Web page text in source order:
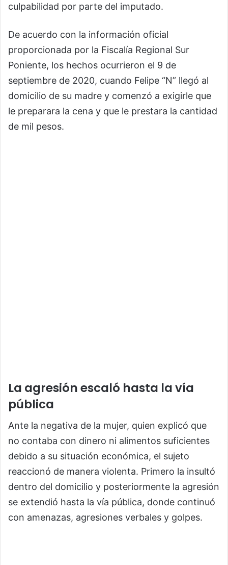
culpabilidad por parte del imputado.
De acuerdo con la información oficial
proporcionada por la Fiscalía Regional Sur
Poniente, los hechos ocurrieron el 9 de
septiembre de 2020, cuando Felipe “N” llegó al
domicilio de su madre y comenzó a exigirle que
le preparara la cena y que le prestara la cantidad
de mil pesos.
La agresión escaló hasta la vía
pública
Ante la negativa de la mujer, quien explicó que
no contaba con dinero ni alimentos suficientes
debido a su situación económica, el sujeto
reaccionó de manera violenta. Primero la insultó
dentro del domicilio y posteriormente la agresión
se extendió hasta la vía pública, donde continuó
con amenazas, agresiones verbales y golpes.